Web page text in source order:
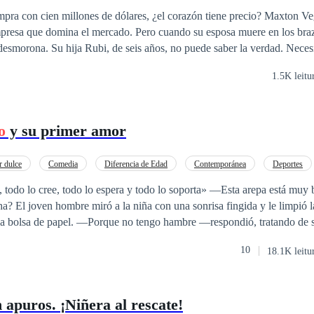
con cien millones de dólares, ¿el corazón tiene precio? Maxton
que domina el mercado. Pero cuando su esposa muere en los
Su hija Rubi, de seis años, no puede saber la verdad.
es una traductora sin futuro, atrapada entre la pobreza y la
viviendo como el fantasma de otra mujer. Cinco años siendo
brutal: meses de cirugías que borran su rostro original,
nace Rebeca Vega. Pero cuando Rubi corre a sus brazos gritando
Maxton la mira con una hambre que va más allá del contrato,
por dinero, pero está entregando su corazón sin querer.
1.5K
y su primer amor
dulce Comedia Diferencia de Edad Contemporánea
Deportes
lo cree, todo lo espera y todo lo soporta» —Esta arepa está muy
El joven hombre miró a la niña con una sonrisa fingida y le limpió
bolsa de papel. —Porque no tengo hambre —respondió, tratando de
su estabilidad
empiezan a aflorar por encima de sus complejos. Él le rompió el corazón en el
10 18.1K
apuros. ¡Niñera al rescate!